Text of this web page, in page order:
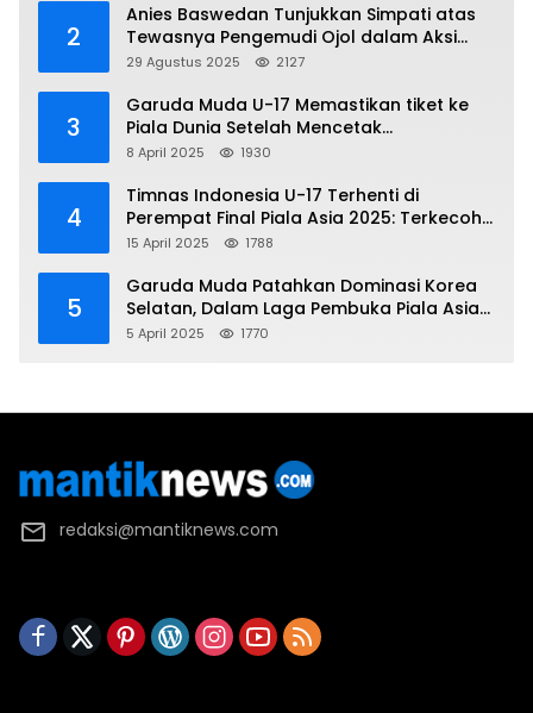
2
Anies Baswedan Tunjukkan Simpati atas
Tewasnya Pengemudi Ojol dalam Aksi
Demo
29 Agustus 2025 2127
3
Garuda Muda U-17 Memastikan tiket ke
Piala Dunia Setelah Mencetak
Kemenangan Gemilang atas Yaman 4-1 di
8 April 2025 1930
4
Timnas Indonesia U-17 Terhenti di
Perempat Final Piala Asia 2025: Terkecoh
Korea Utara
15 April 2025 1788
5
Garuda Muda Patahkan Dominasi Korea
Selatan, Dalam Laga Pembuka Piala Asia
2025 U-17
5 April 2025 1770
redaksi@mantiknews.com